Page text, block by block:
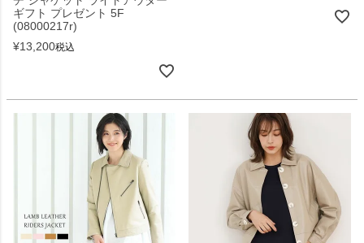
ギフト プレゼント 5F
(08000217r)
¥13,200税込